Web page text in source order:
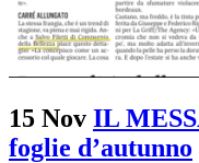
15 Nov IL
foglie d’autunno